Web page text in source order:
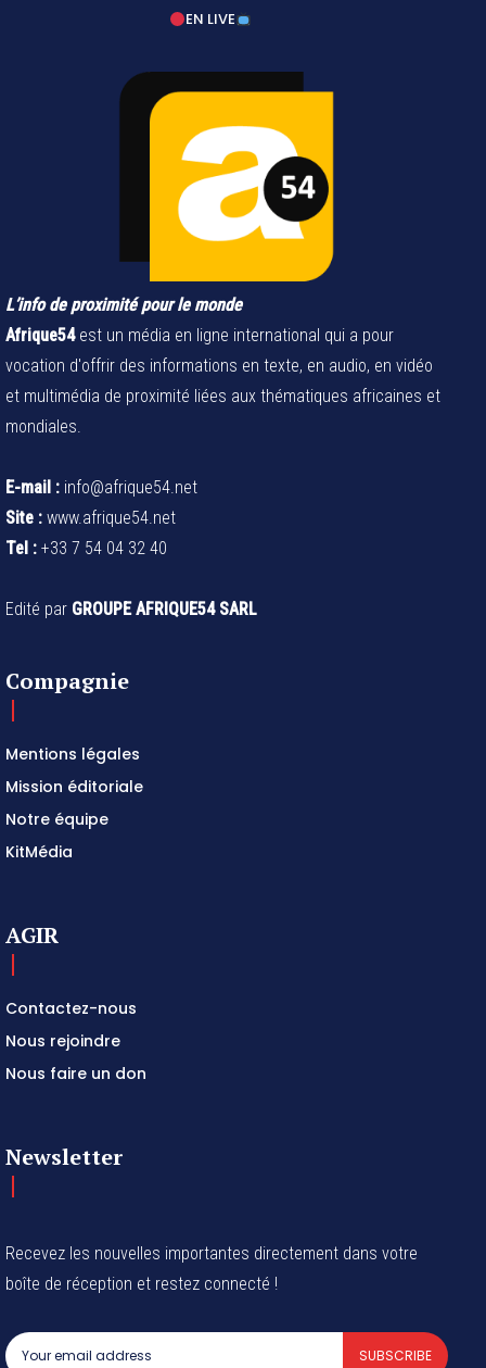
EN LIVE
L’info de proximité pour le monde
Afrique54est un média en ligne international qui a pour
vocation d'offrir des informations en texte, en audio, en vidéo
et multimédia de proximité liées aux thématiques africaines et
mondiales.
E-mail : info@afrique54.net
Site : www.afrique54.net
Tel : +33 7 54 04 32 40
Edité par GROUPE AFRIQUE54 SARL
Compagnie
Mentions légales
Mission éditoriale
Notre équipe
KitMédia
AGIR
Contactez-nous
Nous rejoindre
Nous faire un don
Newsletter
Recevez les nouvelles importantes directement dans votre
boîte de réception et restez connecté !
SUBSCRIBE